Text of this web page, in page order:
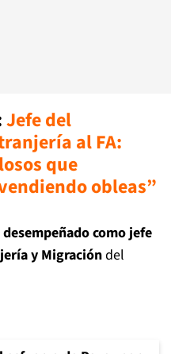
Jefe del
al FA:
que
obleas”
como jefe
y Migracióndel